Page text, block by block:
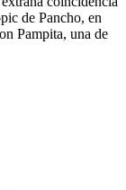
de Pancho, en
Pampita, una de